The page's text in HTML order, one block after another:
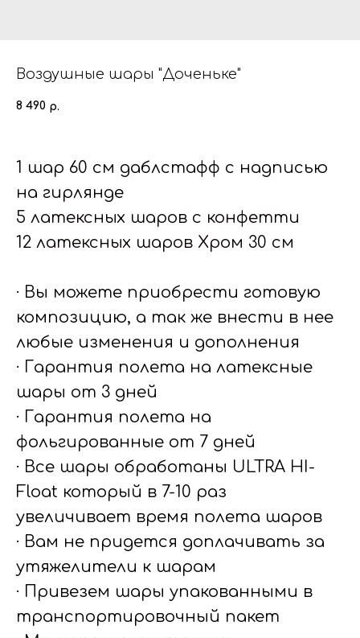
Воздушные шары "Доченьке"
8 490 р.
1 шар 60 см даблстафф с надписью
на гирлянде
5 латексных шаров с конфетти
12 латексных шаров Хром 30 см
· Вы можете приобрести готовую
композицию, а так же внести в нее
любые изменения и дополнения
· Гарантия полета на латексные
шары от 3 дней
· Гарантия полета на
фольгированные от 7 дней
· Все шары обработаны ULTRA HI-
Float который в 7-10 раз
увеличивает время полета шаров
· Вам не придется доплачивать за
утяжелители к шарам
· Привезем шары упакованными в
транспортировочный пакет